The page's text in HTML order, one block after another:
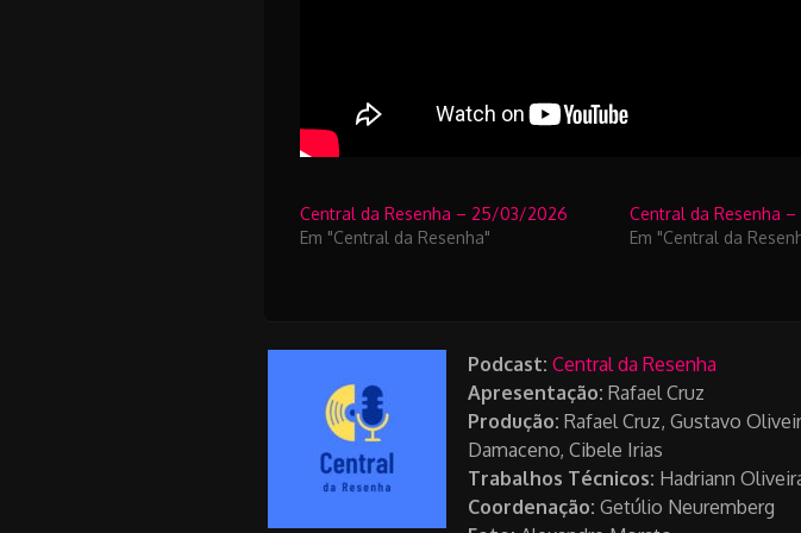
Central da Resenha – 25/03/2026
Em "Central da Resenha"
Central da Resenha –
Em "Central da
Podcast: Central da Resenha
Apresentação: Rafael Cruz
Produção: Rafael Cruz, Gustavo
Damaceno, Cibele Irias
Trabalhos Técnicos: Hadriann
Coordenação: Getúlio Neuremberg